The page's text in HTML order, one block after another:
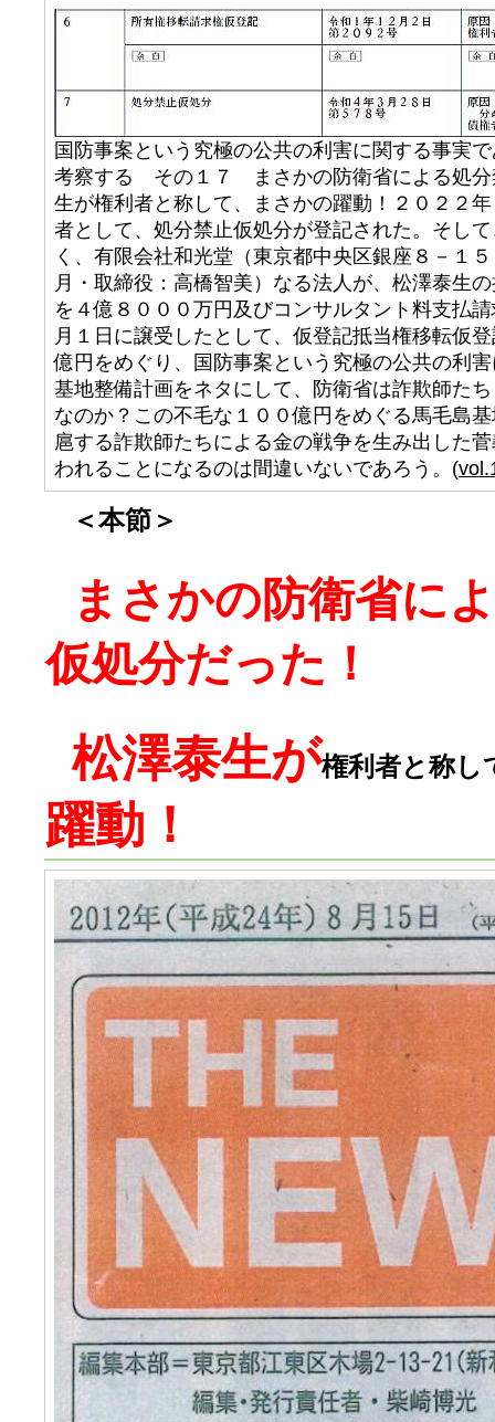
国防事案という究極の公共の利害に関する事実
考察する その１７ まさかの防衛省による処分
生が権利者と称して、まさかの躍動！２０２２
者として、処分禁止仮処分が登記された。そし
く、有限会社和光堂（東京都中央区銀座８－１
月・取締役：高橋智美）なる法人が、松澤泰生
を４億８０００万円及びコンサルタント料支払
月１日に譲受したとして、仮登記抵当権移転仮
億円をめぐり、国防事案という究極の公共の利
基地整備計画をネタにして、防衛省は詐欺師た
なのか？この不毛な１００億円をめぐる馬毛島
扈する詐欺師たちによる金の戦争を生み出した
われることになるのは間違いないであろう。(
＜本節＞
まさかの防衛省に
仮処分だった！
松澤泰生が権利者と称し
躍動！